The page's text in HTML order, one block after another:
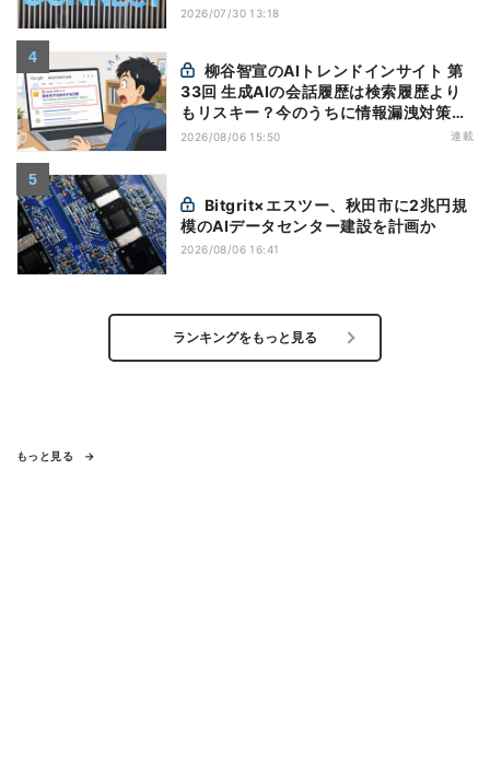
2026/07/30 13:18
33回 生成AIの会話履歴は検索履歴より
もリスキー？今のうちに情報漏洩対策を
万全にしておこう
2026/08/06 15:50 連載
模のAIデータセンター建設を計画か
2026/08/06 16:41
ランキングをもっと見る
もっと見る